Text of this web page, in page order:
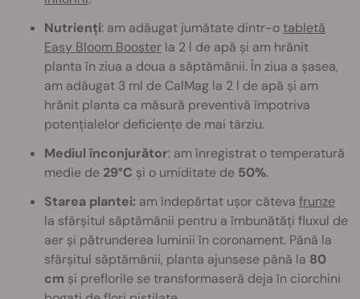
Nutrienți: am adăugat jumătate dintr-otabletă
Easy Bloom Booster la 2 l de apă și am hrănit
planta în ziua a doua a săptămânii. În ziua a șasea,
am adăugat 3 ml de CalMag la 2 l de apă și am
hrănit planta ca măsură preventivă împotriva
potențialelor deficiențe de mai târziu.
Mediul înconjurător: am înregistrat o temperatură
medie de 29°C și o umiditate de 50%.
Starea plantei: am îndepărtat ușor câteva frunze
la sfârșitul săptămânii pentru a îmbunătăți fluxul de
aer și pătrunderea luminii în coronament. Până la
sfârșitul săptămânii, planta ajunsese până la 80
cm și preflorile se transformaseră deja în ciorchini